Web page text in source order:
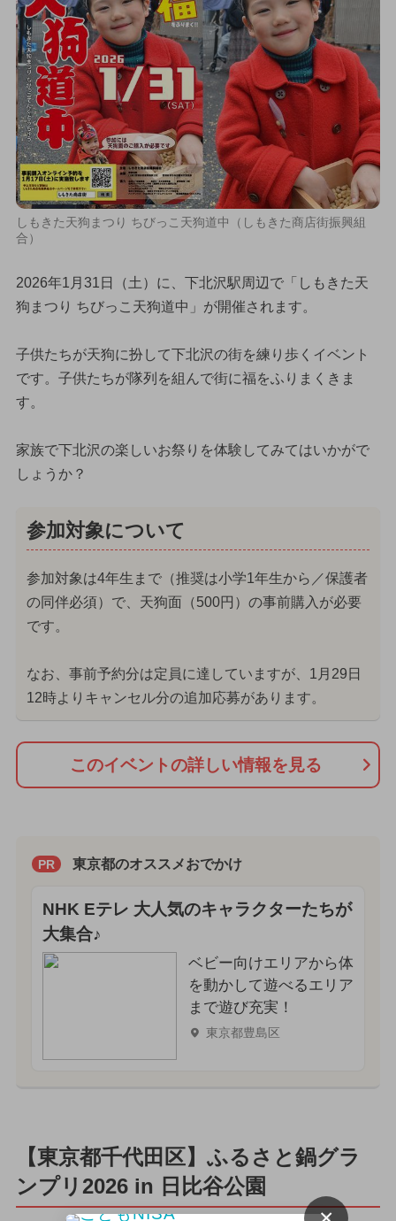
しもきた天狗まつり ちびっこ天狗道中（しもきた商店街振興組
合）
2026年1月31日（土）に、下北沢駅周辺で「しもきた天
狗まつり ちびっこ天狗道中」が開催されます。
子供たちが天狗に扮して下北沢の街を練り歩くイベント
です。子供たちが隊列を組んで街に福をふりまくきま
す。
家族で下北沢の楽しいお祭りを体験してみてはいかがで
しょうか？
参加対象について
参加対象は4年生まで（推奨は小学1年生から／保護者
の同伴必須）で、天狗面（500円）の事前購入が必要
です。
なお、事前予約分は定員に達していますが、1月29日
12時よりキャンセル分の追加応募があります。
このイベントの詳しい情報を見る
PR 東京都のオススメおでかけ
NHK Eテレ 大人気のキャラクターたちが
大集合♪
ベビー向けエリアから体
を動かして遊べるエリア
まで遊び充実！
東京都豊島区
【東京都千代田区】ふるさと鍋グラ
ンプリ2026 in 日比谷公園